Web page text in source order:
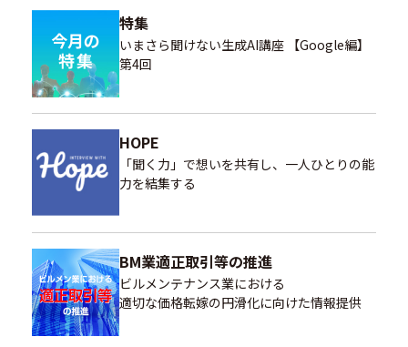
特集
いまさら聞けない生成AI講座 【Google編】
第4回
HOPE
「聞く力」で想いを共有し、一人ひとりの能
力を結集する
BM業適正取引等の推進
ビルメンテナンス業における
適切な価格転嫁の円滑化に向けた情報提供